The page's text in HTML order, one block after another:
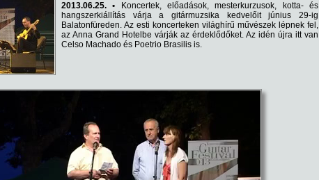
2013.06.25. • Koncertek, előadások, mesterkurzusok, kotta- és
hangszerkiállítás várja a gitármuzsika kedvelőit június 29-ig
Balatonfüreden. Az esti koncerteken világhírű művészek lépnek fel,
az Anna Grand Hotelbe várják az érdeklődőket. Az idén újra itt van
Celso Machado és Poetrio Brasilis is.